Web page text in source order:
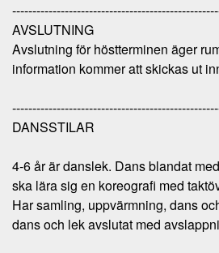
AVSLUTNING
Avslutning för höstterminen äger
information kommer att skickas ut
DANSSTILAR
4-6 år är danslek. Dans blandat
ska lära sig en koreografi med
Har samling, uppvärmning, dans
dans och lek avslutat med